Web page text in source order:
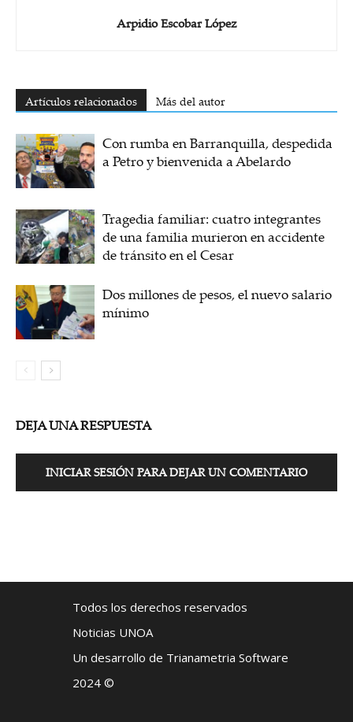
Arpidio Escobar López
Artículos relacionados Más del autor
Con rumba en Barranquilla, despedida
a Petro y bienvenida a Abelardo
Tragedia familiar: cuatro integrantes
de una familia murieron en accidente
de tránsito en el Cesar
Dos millones de pesos, el nuevo salario
mínimo
DEJA UNA RESPUESTA
INICIAR SESIÓN PARA DEJAR UN COMENTARIO
Todos los derechos reservados
Noticias UNOA
Un desarrollo de Trianametria Software
2024 ©